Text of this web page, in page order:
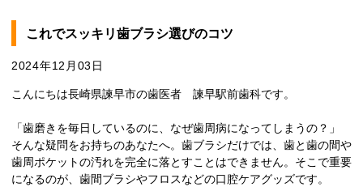
これでスッキリ歯ブラシ選びのコツ
2024年12月03日
こんにちは長崎県諫早市の歯医者 諫早駅前歯科です。
「歯磨きを毎日しているのに、なぜ歯周病になってしまうの？」
そんな疑問をお持ちのあなたへ。歯ブラシだけでは、歯と歯の間や
歯周ポケットの汚れを完全に落とすことはできません。そこで重要
になるのが、歯間ブラシやフロスなどの口腔ケアグッズです。